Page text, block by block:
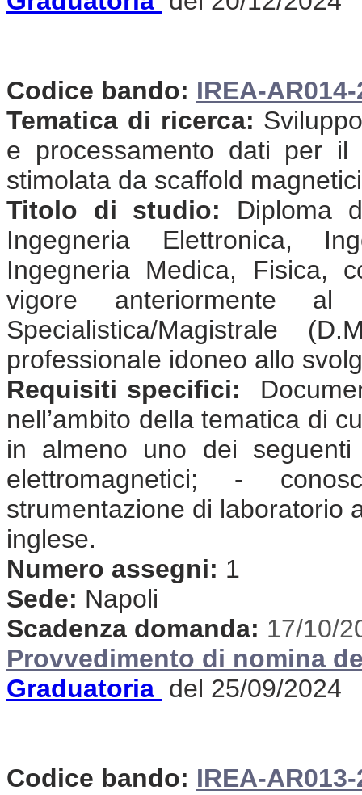
Codice bando: IREA-
Tematica di ricerca:
e processamento dati per il
stimolata da scaffold magnetici
Titolo di studio: Diploma
Ingegneria Elettronica,
Ingegneria Medica, Fisica,
vigore anteriormente
Specialistica/Magistrale
professionale idoneo allo
Requisiti specifici:
nell’ambito della tematica di
in almeno uno dei
elettromagnetici; -
strumentazione di laboratorio
inglese.
Numero assegni: 1
Sede: Napoli
Scadenza domanda: 17/10/
Provvedimento di nomina
Graduatoria del 25/09/2024
Codice bando: IREA-